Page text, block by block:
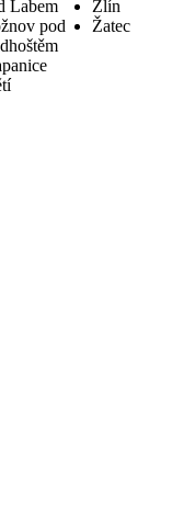
Labem
pod
Zlín
Žatec